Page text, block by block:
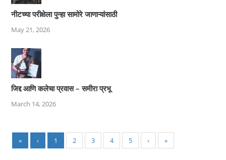
नीटच्या परीक्षेला पुन्हा सामोरे जाणाऱ्यांसाठी
May 21, 2026
जिद्द आणि कलेचा प्रवास – समीरा प्रभू
March 14, 2026
« ‹ 1 2 3 4 5 › »